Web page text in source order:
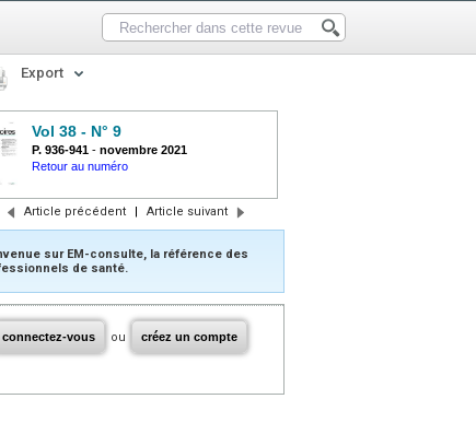
Export
Vol 38 - N° 9
P. 936-941 - novembre 2021
Retour au numéro
Article précédent | Article suivant
sur EM-consulte, la référence des
de santé.
connectez-vous ou créez un compte